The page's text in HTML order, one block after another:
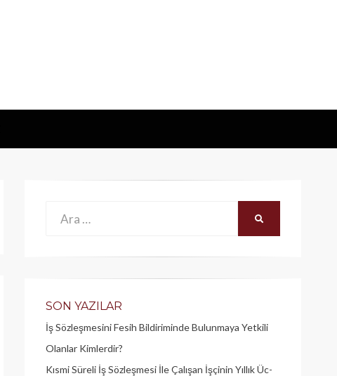
Ara:
SON YAZILAR
İş Sözleşmesini Fesih Bildiriminde Bulunmaya Yetkili
Olanlar Kimlerdir?
Kısmi Süreli İş Sözleşmesi İle Çalışan İşçinin Yıllık Üc­